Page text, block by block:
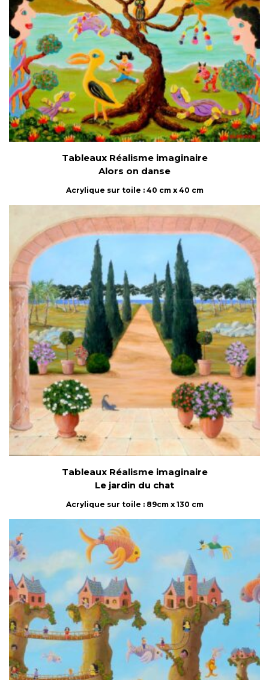
Tableaux Réalisme imaginaire
Alors on danse
Acrylique sur toile : 40 cm x 40 cm
Tableaux Réalisme imaginaire
Le jardin du chat
Acrylique sur toile : 89cm x 130 cm